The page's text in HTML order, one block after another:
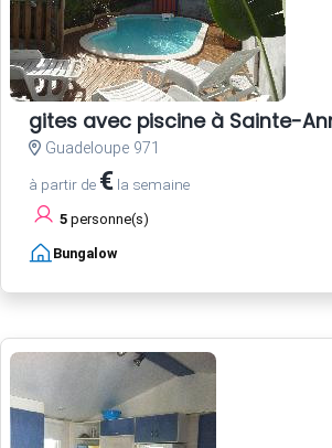
gites avec piscine à Sainte-
Guadeloupe 971
à partir de € la semaine
5 personne(s)
Bungalow